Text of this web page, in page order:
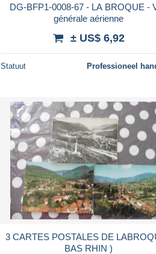
DG-BFP1-0008-67 - LA BROQUE -
générale aérienne
± US$ 6,92
Statuut Professioneel
3 CARTES POSTALES DE LABROQUE (
BAS RHIN )